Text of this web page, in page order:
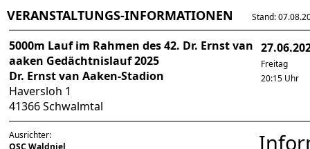
VERANSTALTUNGS-INFORMATIONEN Stand:
5000m Lauf im Rahmen des 42. Dr. Ernst van
aaken Gedächtnislauf 2025
Dr. Ernst van Aaken-Stadion
Haversloh 1
41366 Schwalmtal
Freitag
20:15 Uhr
Ausrichter:
OSC Waldniel